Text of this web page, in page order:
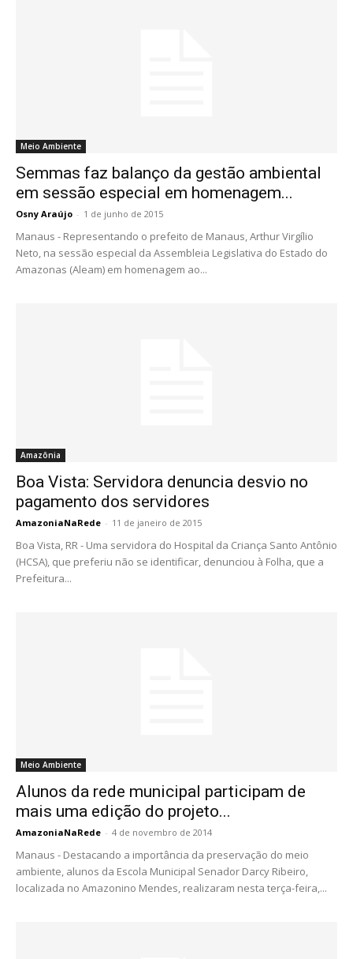
Meio Ambiente
Semmas faz balanço da gestão ambiental
em sessão especial em homenagem...
Osny Araújo - 1 de junho de 2015
Manaus - Representando o prefeito de Manaus, Arthur Virgílio
Neto, na sessão especial da Assembleia Legislativa do Estado do
Amazonas (Aleam) em homenagem ao...
Amazônia
Boa Vista: Servidora denuncia desvio no
pagamento dos servidores
AmazoniaNaRede - 11 de janeiro de 2015
Boa Vista, RR - Uma servidora do Hospital da Criança Santo Antônio
(HCSA), que preferiu não se identificar, denunciou à Folha, que a
Prefeitura...
Meio Ambiente
Alunos da rede municipal participam de
mais uma edição do projeto...
AmazoniaNaRede - 4 de novembro de 2014
Manaus - Destacando a importância da preservação do meio
ambiente, alunos da Escola Municipal Senador Darcy Ribeiro,
localizada no Amazonino Mendes, realizaram nesta terça-feira,...